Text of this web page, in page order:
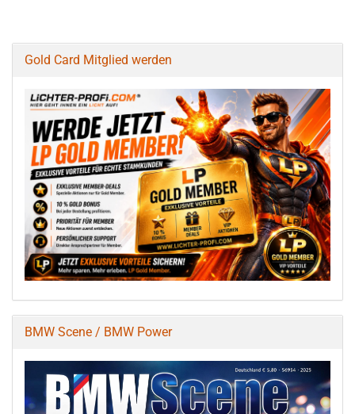
Gold Card Mitglied werden
BMW Scene / BMW Power